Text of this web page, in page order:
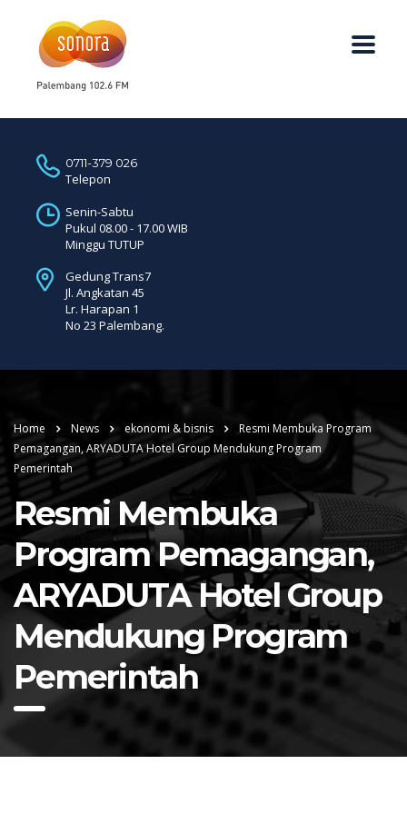
0711-379 026
Telepon
Senin-Sabtu
Pukul 08.00 - 17.00 WIB
Minggu TUTUP
Gedung Trans7
Jl. Angkatan 45
Lr. Harapan 1
No 23 Palembang.
Home News ekonomi & bisnis
Resmi Membuka Program
Pemagangan, ARYADUTA Hotel Group Mendukung Program
Pemerintah
Resmi Membuka
Program Pemagangan,
ARYADUTA Hotel Group
Mendukung Program
Pemerintah